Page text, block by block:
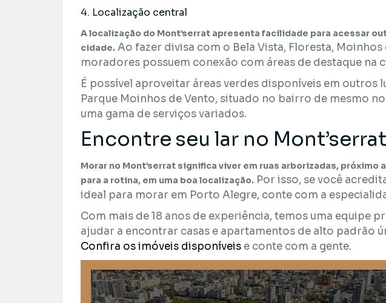
4. Localização central
A localização do Mont’serrat apresenta facilidade para acessar
cidade. Ao fazer divisa com o Bela Vista, Floresta,
moradores possuem conexão com áreas de destaque na
É possível aproveitar áreas verdes disponíveis em outros
Parque Moinhos de Vento, situado no bairro de mesmo
uma gama de serviços variados.
Encontre seu lar no Mont’serrat
Morar no Mont’serrat significa viver em ruas arborizadas, próximo
para a rotina, em uma boa localização. Por isso, se você
ideal para morar em Porto Alegre, conte com a
Com mais de 18 anos de experiência, temos uma equipe
ajudar a encontrar casas e apartamentos de alto padrão
Confira os imóveis disponíveis e conte com a gente.